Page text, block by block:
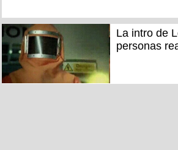
La intro de
personas